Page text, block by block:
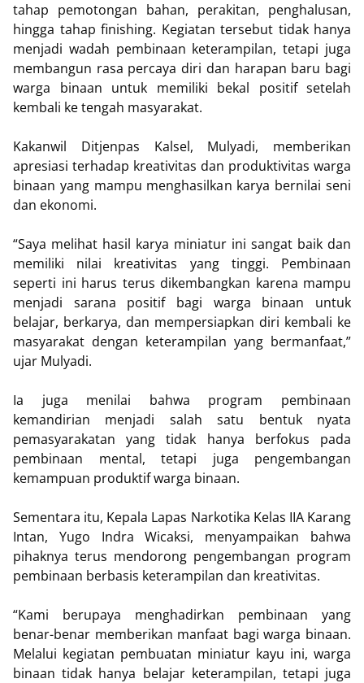
tahap pemotongan bahan, perakitan, penghalusan,
hingga tahap finishing. Kegiatan tersebut tidak hanya
menjadi wadah pembinaan keterampilan, tetapi juga
membangun rasa percaya diri dan harapan baru bagi
warga binaan untuk memiliki bekal positif setelah
kembali ke tengah masyarakat.
Kakanwil Ditjenpas Kalsel, Mulyadi, memberikan
apresiasi terhadap kreativitas dan produktivitas warga
binaan yang mampu menghasilkan karya bernilai seni
dan ekonomi.
“Saya melihat hasil karya miniatur ini sangat baik dan
memiliki nilai kreativitas yang tinggi. Pembinaan
seperti ini harus terus dikembangkan karena mampu
menjadi sarana positif bagi warga binaan untuk
belajar, berkarya, dan mempersiapkan diri kembali ke
masyarakat dengan keterampilan yang bermanfaat,”
ujar Mulyadi.
Ia juga menilai bahwa program pembinaan
kemandirian menjadi salah satu bentuk nyata
pemasyarakatan yang tidak hanya berfokus pada
pembinaan mental, tetapi juga pengembangan
kemampuan produktif warga binaan.
Sementara itu, Kepala Lapas Narkotika Kelas IIA Karang
Intan, Yugo Indra Wicaksi, menyampaikan bahwa
pihaknya terus mendorong pengembangan program
pembinaan berbasis keterampilan dan kreativitas.
“Kami berupaya menghadirkan pembinaan yang
benar-benar memberikan manfaat bagi warga binaan.
Melalui kegiatan pembuatan miniatur kayu ini, warga
binaan tidak hanya belajar keterampilan, tetapi juga